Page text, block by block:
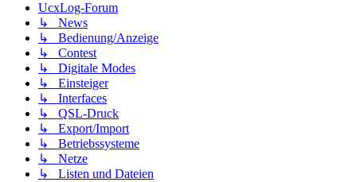
UcxLog-Forum
↳ News
↳ Bedienung/Anzeige
↳ Contest
↳ Digitale Modes
↳ Einsteiger
↳ Interfaces
↳ QSL-Druck
↳ Export/Import
↳ Betriebssysteme
↳ Netze
↳ Listen und Dateien